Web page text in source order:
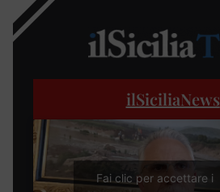
ilSiciliaNews
Fai clic per accettare i